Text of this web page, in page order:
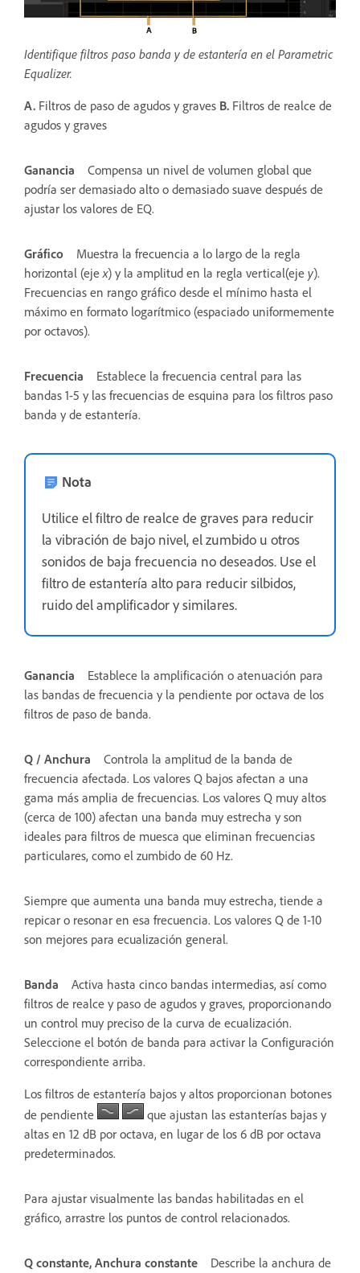
Identifique filtros paso banda y de estantería en el Parametric
Equalizer.
A. Filtros de paso de agudos y graves B. Filtros de realce de
agudos y graves
Ganancia
Compensa un nivel de volumen global que
podría ser demasiado alto o demasiado suave después de
ajustar los valores de EQ.
Gráfico
Muestra la frecuencia a lo largo de la regla
horizontal (ejex) y la amplitud en la regla vertical(eje y).
Frecuencias en rango gráfico desde el mínimo hasta el
máximo en formato logarítmico (espaciado uniformemente
por octavos).
Frecuencia
Establece la frecuencia central para las
bandas 1-5 y las frecuencias de esquina para los filtros paso
banda y de estantería.
Nota
Utilice el filtro de realce de graves para reducir
la vibración de bajo nivel, el zumbido u otros
sonidos de baja frecuencia no deseados. Use el
filtro de estantería alto para reducir silbidos,
ruido del amplificador y similares.
Ganancia
Establece la amplificación o atenuación para
las bandas de frecuencia y la pendiente por octava de los
filtros de paso de banda.
Q / Anchura
Controla la amplitud de la banda de
frecuencia afectada. Los valores Q bajos afectan a una
gama más amplia de frecuencias. Los valores Q muy altos
(cerca de 100) afectan una banda muy estrecha y son
ideales para filtros de muesca que eliminan frecuencias
particulares, como el zumbido de 60 Hz.
Siempre que aumenta una banda muy estrecha, tiende a
repicar o resonar en esa frecuencia. Los valores Q de 1-10
son mejores para ecualización general.
Banda
Activa hasta cinco bandas intermedias, así como
filtros de realce y paso de agudos y graves, proporcionando
un control muy preciso de la curva de ecualización.
Seleccione el botón de banda para activar la Configuración
correspondiente arriba.
Los filtros de estantería bajos y altos proporcionan botones
de pendiente
que ajustan las estanterías bajas y
altas en 12 dB por octava, en lugar de los 6 dB por octava
predeterminados.
Para ajustar visualmente las bandas habilitadas en el
gráfico, arrastre los puntos de control relacionados.
Q constante, Anchura constante
Describe la anchura de